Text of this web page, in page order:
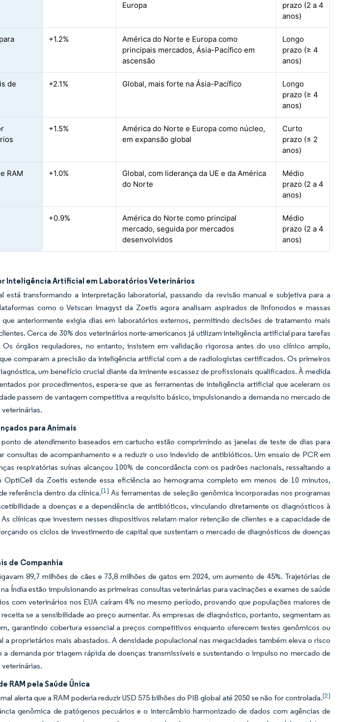
Europa
prazo (2 a 4
anos)
+1.2%
América do Norte e Europa como
principais mercados, Ásia-Pacífico em
ascensão
Longo
prazo (≥ 4
anos)
de
+2.1% Global, mais forte na Ásia-Pacífico
Longo
prazo (≥ 4
anos)
+1.5%
América do Norte e Europa como núcleo,
em expansão global
Curto
prazo (≤ 2
anos)
RAM
+1.0%
Global, com liderança da UE e da América
do Norte
Médio
prazo (2 a 4
anos)
+0.9%
América do Norte como principal
mercado, seguida por mercados
desenvolvidos
Médio
prazo (2 a 4
anos)
Inteligência Artificial em Laboratórios Veterinários
está transformando a interpretação laboratorial, passando da revisão manual e subjetiva para a
como o Vetscan Imagyst da Zoetis agora analisam aspirados de linfonodos e massas
anteriormente exigia dias em laboratórios externos, permitindo decisões de tratamento mais
Cerca de 30% dos veterinários norte-americanos já utilizam inteligência artificial para tarefas
órgãos reguladores, no entanto, insistem em validação rigorosa antes do uso clínico amplo,
comparam a precisão da inteligência artificial com a de radiologistas certificados. Os primeiros
um benefício crucial diante da iminente escassez de profissionais qualificados. À medida
por procedimentos, espera-se que as ferramentas de inteligência artificial que aceleram os
passem de vantagem competitiva a requisito básico, impulsionando a demanda no mercado de
para Animais
de atendimento baseados em cartucho estão comprimindo as janelas de teste de dias para
consultas de acompanhamento e a reduzir o uso indevido de antibióticos. Um ensaio de PCR em
respiratórias suínas alcançou 100% de concordância com os padrões nacionais, ressaltando a
OptiCell da Zoetis estende essa eficiência ao hemograma completo em menos de 10 minutos,
referência dentro da clínica.[1] As ferramentas de seleção genômica incorporadas nos programas
a doenças e a dependência de antibióticos, vinculando diretamente os diagnósticos à
clínicas que investem nesses dispositivos relatam maior retenção de clientes e a capacidade de
os ciclos de investimento de capital que sustentam o mercado de diagnósticos de doenças
de Companhia
89,7 milhões de cães e 73,8 milhões de gatos em 2024, um aumento de 45%. Trajetórias de
Índia estão impulsionando as primeiras consultas veterinárias para vacinações e exames de saúde
com veterinários nos EUA caíram 4% no mesmo período, provando que populações maiores de
se a sensibilidade ao preço aumentar. As empresas de diagnóstico, portanto, segmentam as
garantindo cobertura essencial a preços competitivos enquanto oferecem testes genômicos ou
proprietários mais abastados. A densidade populacional nas megacidades também eleva o risco
demanda por triagem rápida de doenças transmissíveis e sustentando o impulso no mercado de
RAM pela Saúde Única
alerta que a RAM poderia reduzir USD 575 bilhões do PIB global até 2050 se não for controlada.[2]
genômica de patógenos pecuários e o intercâmbio harmonizado de dados com agências de